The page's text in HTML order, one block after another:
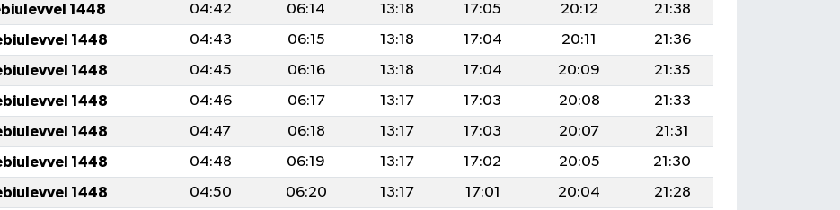
1448 04:42 06:14 13:18 17:05 20:12
21:38
1448 04:43 06:15 13:18 17:04 20:11
21:36
1448 04:45 06:16 13:18 17:04 20:09
21:35
1448 04:46 06:17 13:17 17:03 20:08
21:33
1448 04:47 06:18 13:17 17:03 20:07
21:31
1448 04:48 06:19 13:17 17:02 20:05
21:30
1448 04:50 06:20 13:17 17:01 20:04
21:28